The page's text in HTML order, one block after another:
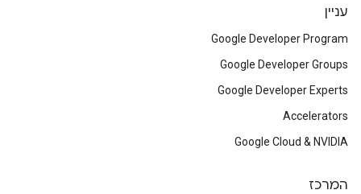
עניין
Google Developer Program
Google Developer Groups
Google Developer Experts
Accelerators
Google Cloud & NVIDIA
המרכז